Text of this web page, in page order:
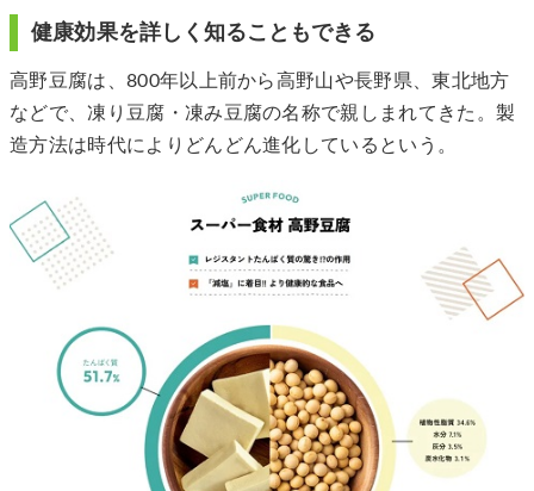
健康効果を詳しく知ることもできる
高野豆腐は、800年以上前から⾼野⼭や⻑野県、東北地⽅
などで、凍り⾖腐・凍み⾖腐の名称で親しまれてきた。製
造⽅法は時代によりどんどん進化しているという。